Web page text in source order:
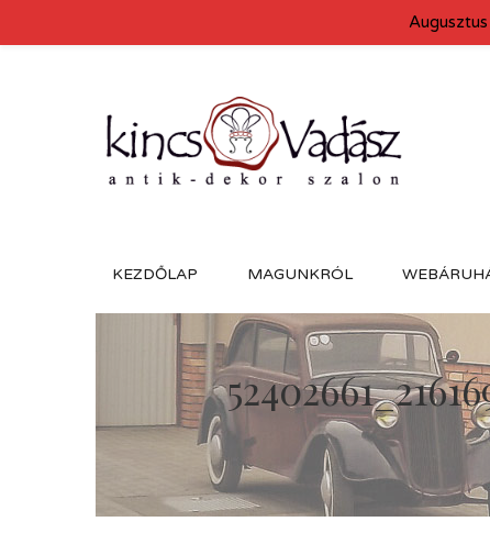
KEZDŐLAP MAGUNKRÓL